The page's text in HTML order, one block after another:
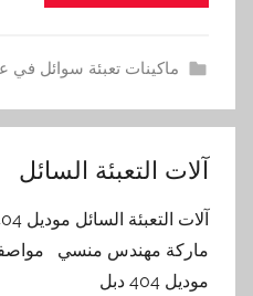
ماكينات تعبئة سوائل في
آلات التعبئة السائل
ماركة مهندس منسي
موديل 404 دبل